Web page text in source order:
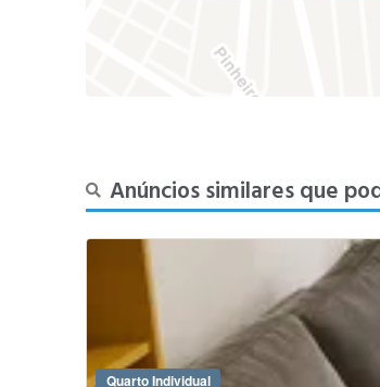
Anúncios similares que
Quarto Individual